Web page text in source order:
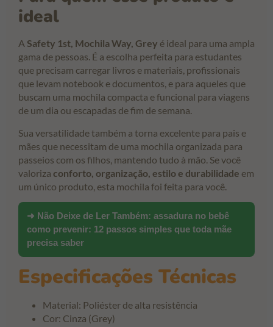
ideal
A Safety 1st, Mochila Way, Grey é ideal para uma ampla
gama de pessoas. É a escolha perfeita para estudantes
que precisam carregar livros e materiais, profissionais
que levam notebook e documentos, e para aqueles que
buscam uma mochila compacta e funcional para viagens
de um dia ou escapadas de fim de semana.
Sua versatilidade também a torna excelente para pais e
mães que necessitam de uma mochila organizada para
passeios com os filhos, mantendo tudo à mão. Se você
valoriza conforto, organização, estilo e durabilidade em
um único produto, esta mochila foi feita para você.
➜ Não Deixe de Ler Também: assadura no bebê
como prevenir: 12 passos simples que toda mãe
precisa saber
Especificações Técnicas
Material: Poliéster de alta resistência
Cor: Cinza (Grey)